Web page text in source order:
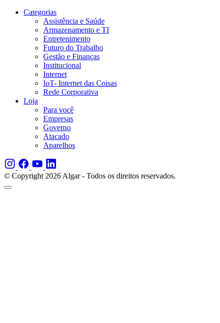
Categorias
Assistência e Saúde
Armazenamento e TI
Entretenimento
Futuro do Trabalho
Gestão e Finanças
Institucional
Internet
IoT- Internet das Coisas
Rede Corporativa
Loja
Para você
Empresas
Governo
Atacado
Aparelhos
© Copyright 2026 Algar - Todos os direitos reservados.